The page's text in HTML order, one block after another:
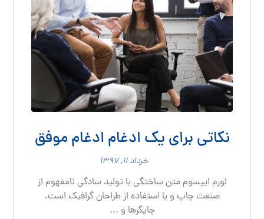
نکاتی برای یک ادغام ادغام موفق
خرداد ۱۱, ۱۳۹۷
لورم ایپسوم متن ساختگی با تولید سادگی نامفهوم از
صنعت چاپ و با استفاده از طراحان گرافیک است.
چاپگرها و ...